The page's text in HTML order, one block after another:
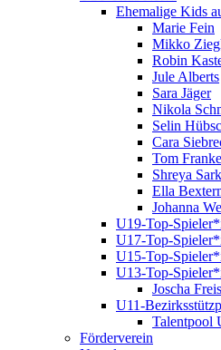
Ehemalige Kids
Marie Fein
Mikko
Robin
Jule Alberts
Sara Jäger
Nikola
Selin
Cara
Tom Franke
Shreya
Ella
Johanna
U19-Top-
U17-Top-
U15-Top-
U13-Top-
Joscha
U11-
Talentpool
Förderverein